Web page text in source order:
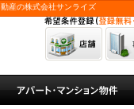
産の株式会社サンライズ